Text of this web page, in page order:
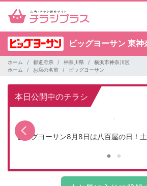
ビッグヨーサン 東神
ホーム 都道府県 神奈川県
横浜市神奈川区
ホーム
お店の名前 ビッグヨーサン
本日公開中のチラシ
ビッグヨーサン8月8日は八百屋の日！